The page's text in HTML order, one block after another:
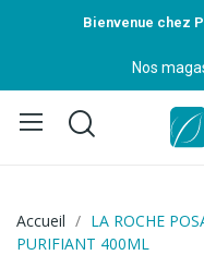
Bienvenue chez
Nos
Accueil
LA ROCHE
PURIFIANT 400ML